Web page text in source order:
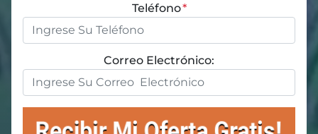
Teléfono*
Correo Electrónico: